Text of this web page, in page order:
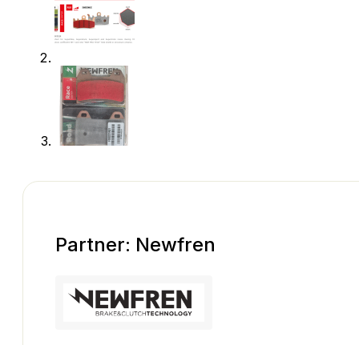
Partner: Newfren